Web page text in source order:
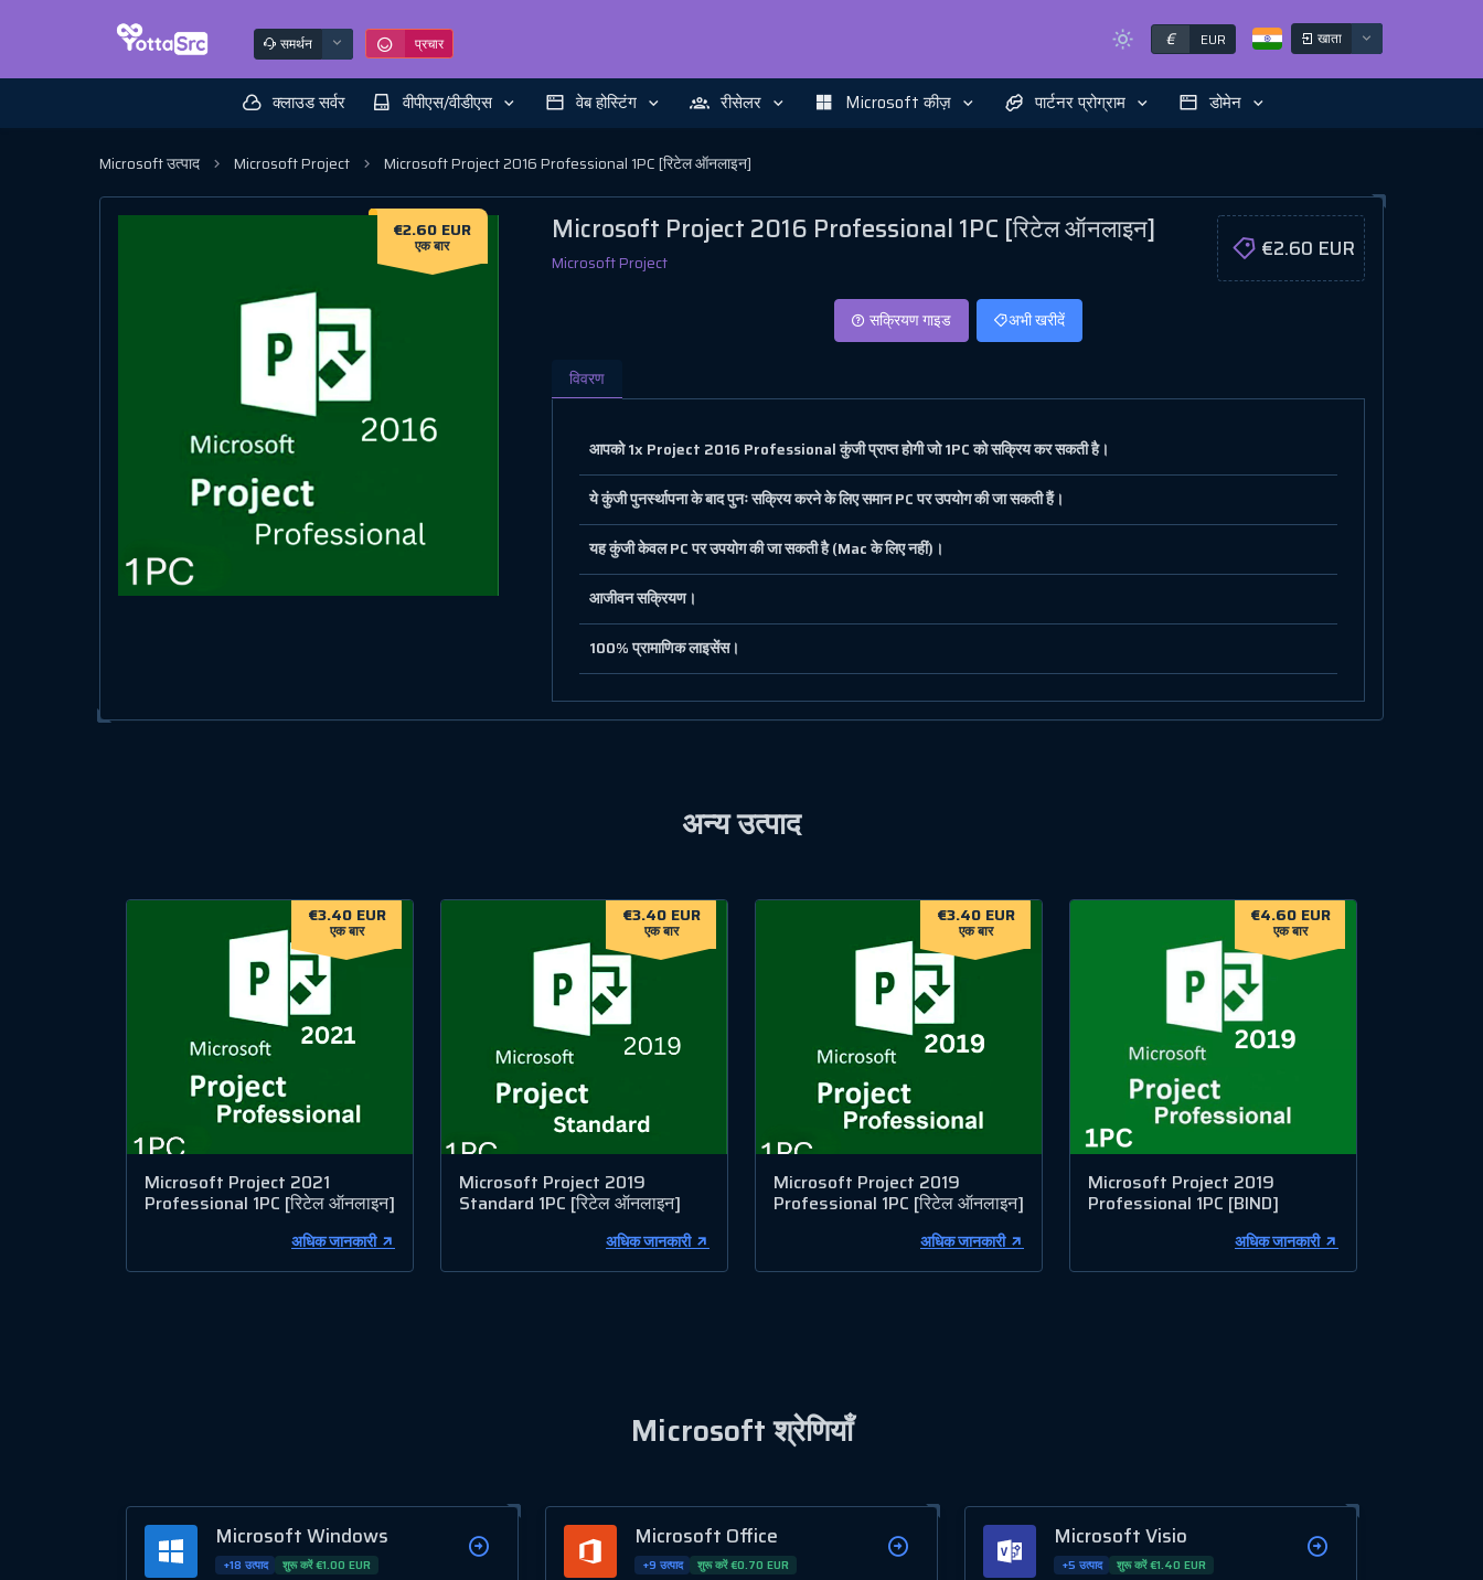
समर्थन प्रचार € EUR खाता
क्लाउड सर्वर वीपीएस/वीडीएस वेब होस्टिंग रीसेलर Microsoft कीज़ पार्टनर प्रोग्राम डोमेन
Microsoft उत्पाद Microsoft Project Microsoft Project 2016 Professional 1PC [रिटेल ऑनलाइन]
€2.60 EUR
एक बार Microsoft Project 2016 Professional 1PC [रिटेल ऑनलाइन]
Microsoft Project
€2.60 EUR
सक्रियण गाइड अभी खरीदें
विवरण
आपको 1x Project 2016 Professional कुंजी प्राप्त होगी जो 1PC को सक्रिय कर सकती है।
ये कुंजी पुनर्स्थापना के बाद पुनः सक्रिय करने के लिए समान PC पर उपयोग की जा सकती हैं।
यह कुंजी केवल PC पर उपयोग की जा सकती है (Mac के लिए नहीं)।
आजीवन सक्रियण।
100% प्रामाणिक लाइसेंस।
अन्य उत्पाद
€3.40 EUR
एक बार
Microsoft Project 2021
Professional 1PC [रिटेल ऑनलाइन]
अधिक जानकारी
€3.40 EUR
एक बार
Microsoft Project 2019
Standard 1PC [रिटेल ऑनलाइन]
अधिक जानकारी
€3.40 EUR
एक बार
Microsoft Project 2019
Professional 1PC [रिटेल ऑनलाइन]
अधिक जानकारी
€4.60 EUR
एक बार
Microsoft Project 2019
Professional 1PC [BIND]
अधिक जानकारी
Microsoft श्रेणियाँ
Microsoft Windows
+18 उत्पाद शुरू करें €1.00 EUR
Microsoft Office
+9 उत्पाद शुरू करें €0.70 EUR
Microsoft Visio
+5 उत्पाद शुरू करें €1.40 EUR